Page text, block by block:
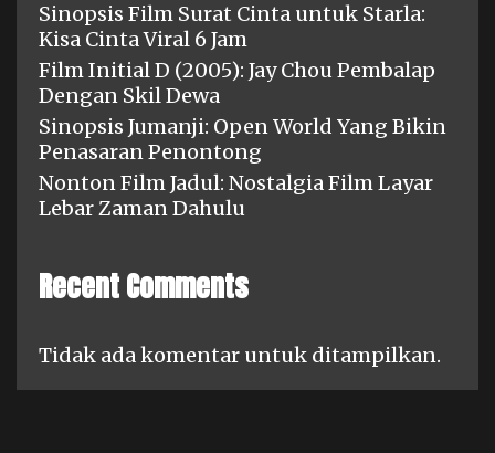
Sinopsis Film Surat Cinta untuk Starla:
Kisa Cinta Viral 6 Jam
Film Initial D (2005): Jay Chou Pembalap
Dengan Skil Dewa
Sinopsis Jumanji: Open World Yang Bikin
Penasaran Penontong
Nonton Film Jadul: Nostalgia Film Layar
Lebar Zaman Dahulu
Recent Comments
Tidak ada komentar untuk ditampilkan.